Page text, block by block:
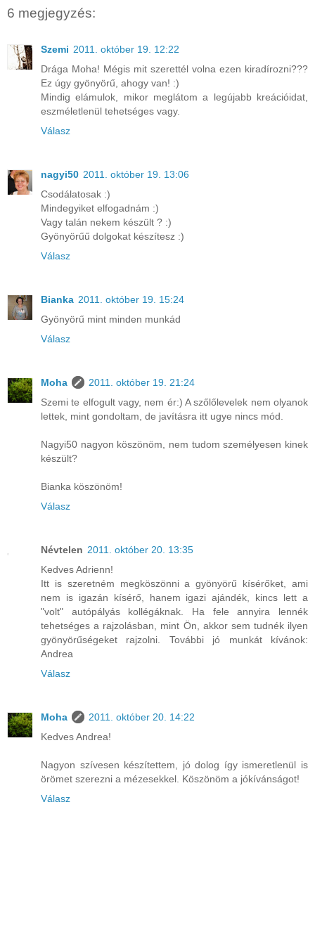
6 megjegyzés:
Szemi 2011. október 19. 12:22
Drága Moha! Mégis mit szerettél volna ezen kiradírozni???
Ez úgy gyönyörű, ahogy van! :)
Mindig elámulok, mikor meglátom a legújabb kreációidat,
eszméletlenül tehetséges vagy.
Válasz
nagyi50 2011. október 19. 13:06
Csodálatosak :)
Mindegyiket elfogadnám :)
Vagy talán nekem készült ? :)
Gyönyörűű dolgokat készítesz :)
Válasz
Bianka 2011. október 19. 15:24
Gyönyörű mint minden munkád
Válasz
Moha
2011. október 19. 21:24
Szemi te elfogult vagy, nem ér:) A szőlőlevelek nem olyanok
lettek, mint gondoltam, de javításra itt ugye nincs mód.
Nagyi50 nagyon köszönöm, nem tudom személyesen kinek
készült?
Bianka köszönöm!
Válasz
Névtelen 2011. október 20. 13:35
Kedves Adrienn!
Itt is szeretném megköszönni a gyönyörű kísérőket, ami
nem is igazán kísérő, hanem igazi ajándék, kincs lett a
"volt" autópályás kollégáknak. Ha fele annyira lennék
tehetséges a rajzolásban, mint Ön, akkor sem tudnék ilyen
gyönyörűségeket rajzolni. További jó munkát kívánok:
Andrea
Válasz
Moha
2011. október 20. 14:22
Kedves Andrea!
Nagyon szívesen készítettem, jó dolog így ismeretlenül is
örömet szerezni a mézesekkel. Köszönöm a jókívánságot!
Válasz